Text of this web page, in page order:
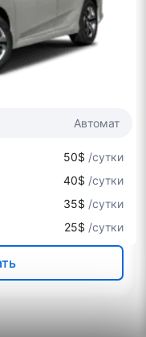
Автомат
50$ /сутки
40$ /сутки
35$ /сутки
25$ /сутки